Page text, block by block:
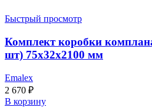
Быстрый просмотр
Комплект коробки
шт) 75x32x2100 мм
Emalex
2 670 ₽
В корзину